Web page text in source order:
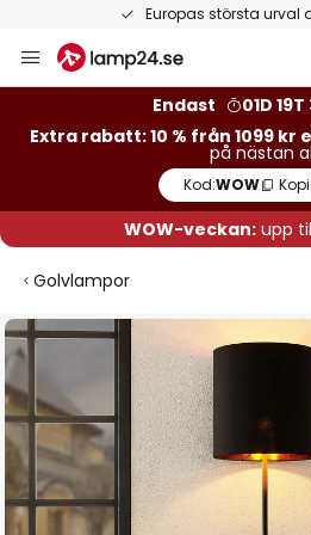
Europas största urval
Hoppa
till
Endast
01D
Extra rabatt: 10 % från 1099 kr
på nästan
Kod:WOW
WOW-veckan:upp
Golvlampor
Hoppa
till
slutet
av
bildgalleriet